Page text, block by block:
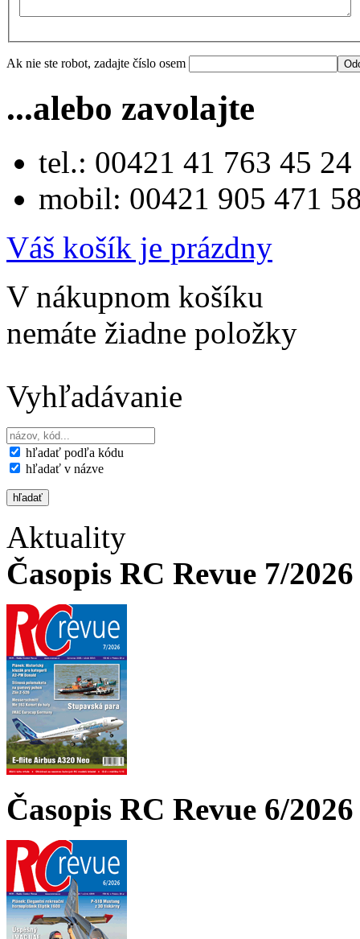
Ak nie ste robot, zadajte číslo osem
...alebo zavolajte
tel.: 00421 41 763 45 24
mobil: 00421 905 471
Váš košík je prázdny
V nákupnom košíku
nemáte žiadne položky
Vyhľadávanie
hľadať podľa kódu
hľadať v názve
Aktuality
Časopis RC Revue 7/
Časopis RC Revue 6/